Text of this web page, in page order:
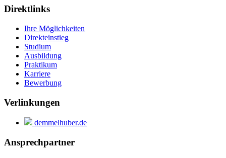
Direktlinks
Ihre Möglichkeiten
Direkteinstieg
Studium
Ausbildung
Praktikum
Karriere
Bewerbung
Verlinkungen
demmelhuber.de
Ansprechpartner